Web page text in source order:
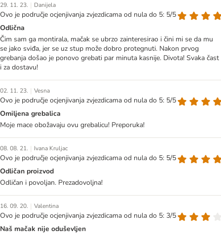
29. 11. 23. | Danijela
Ovo je područje ocjenjivanja zvjezdicama od nula do 5: 5/5
Odlična
Čim sam ga montirala, mačak se ubrzo zainteresirao i čini mi se da mu
se jako sviđa, jer se uz stup može dobro protegnuti. Nakon prvog
grebanja došao je ponovo grebati par minuta kasnije. Divota! Svaka čast
i za dostavu!
02. 11. 23. | Vesna
Ovo je područje ocjenjivanja zvjezdicama od nula do 5: 5/5
Omiljena grebalica
Moje mace obožavaju ovu grebalicu! Preporuka!
08. 08. 21. | Ivana Kruljac
Ovo je područje ocjenjivanja zvjezdicama od nula do 5: 5/5
Odličan proizvod
Odličan i povoljan. Prezadovoljna!
16. 09. 20. | Valentina
Ovo je područje ocjenjivanja zvjezdicama od nula do 5: 3/5
Naš mačak nije oduševljen